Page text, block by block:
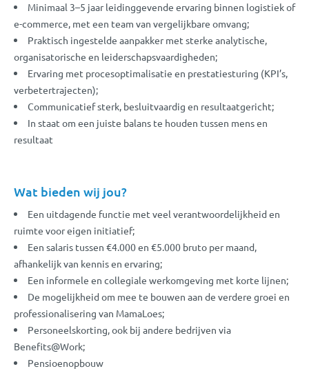
Minimaal 3–5 jaar leidinggevende ervaring binnen logistiek of
e-commerce, met een team van vergelijkbare omvang;
Praktisch ingestelde aanpakker met sterke analytische,
organisatorische en leiderschapsvaardigheden;
Ervaring met procesoptimalisatie en prestatiesturing (KPI’s,
verbetertrajecten);
Communicatief sterk, besluitvaardig en resultaatgericht;
In staat om een juiste balans te houden tussen mens en
resultaat
Wat bieden wij jou?
Een uitdagende functie met veel verantwoordelijkheid en
ruimte voor eigen initiatief;
Een salaris tussen €4.000 en €5.000 bruto per maand,
afhankelijk van kennis en ervaring;
Een informele en collegiale werkomgeving met korte lijnen;
De mogelijkheid om mee te bouwen aan de verdere groei en
professionalisering van MamaLoes;
Personeelskorting, ook bij andere bedrijven via
Benefits@Work;
Pensioenopbouw